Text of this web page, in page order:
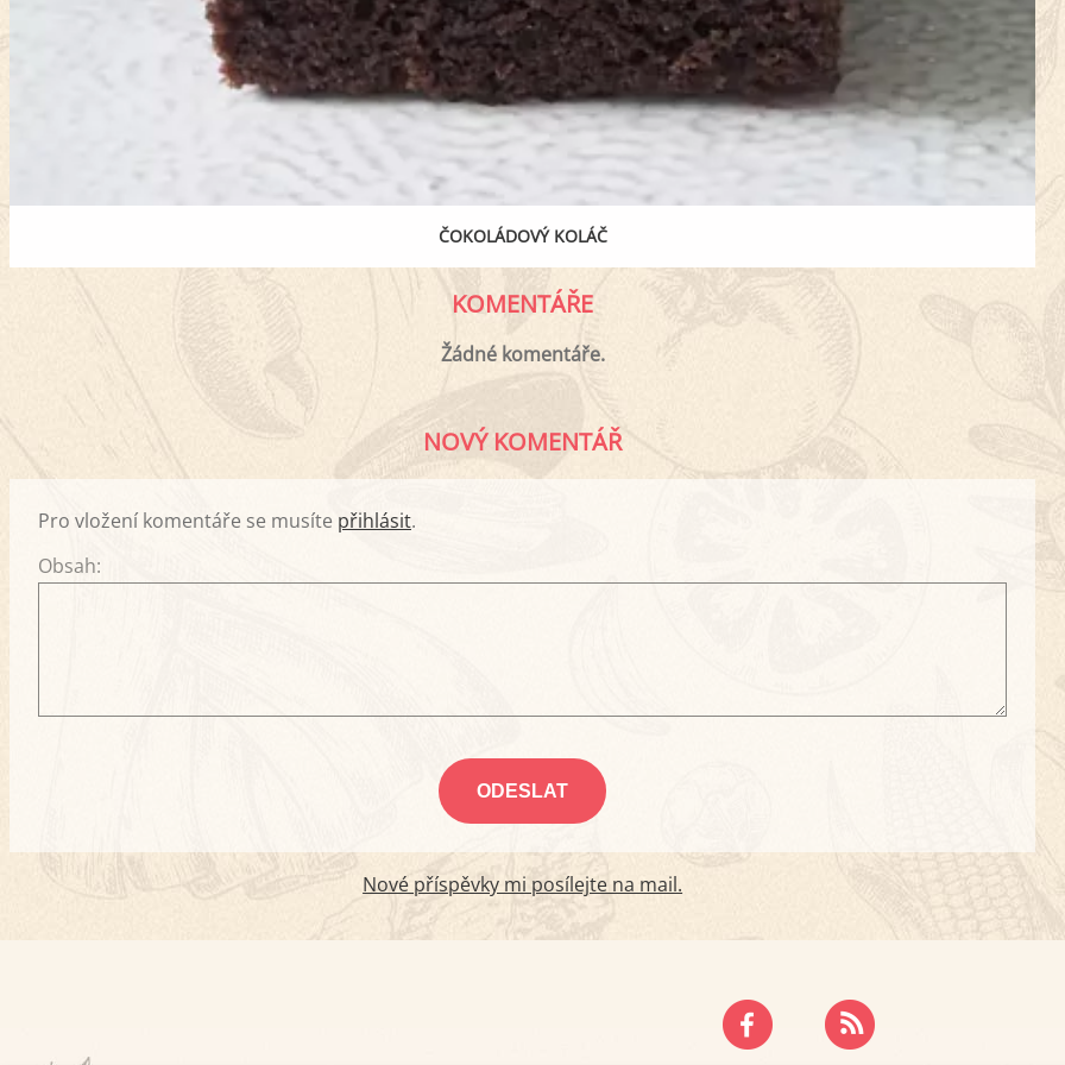
ČOKOLÁDOVÝ KOLÁČ
KOMENTÁŘE
Žádné komentáře.
NOVÝ KOMENTÁŘ
Pro vložení komentáře se musíte přihlásit.
Obsah:
Nové příspěvky mi posílejte na mail.